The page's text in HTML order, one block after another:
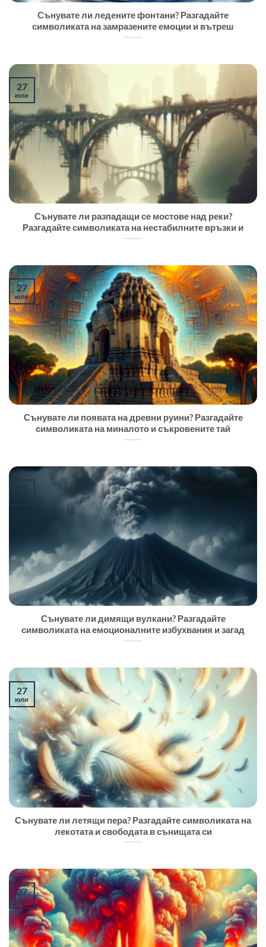
Сънувате ли ледените фонтани? Разгадайте
символиката на замразените емоции и вътреш
Сънувате ли разпадащи се мостове над реки?
Разгадайте символиката на нестабилните връзки и
27
юли
Сънувате ли появата на древни руини? Разгадайте
символиката на миналото и съкровените тай
27
юли
Сънувате ли димящи вулкани? Разгадайте
символиката на емоционалните избухвания и загад
Сънувате ли летящи пера? Разгадайте символиката на
лекотата и свободата в сънищата си
27
юли
27
юли